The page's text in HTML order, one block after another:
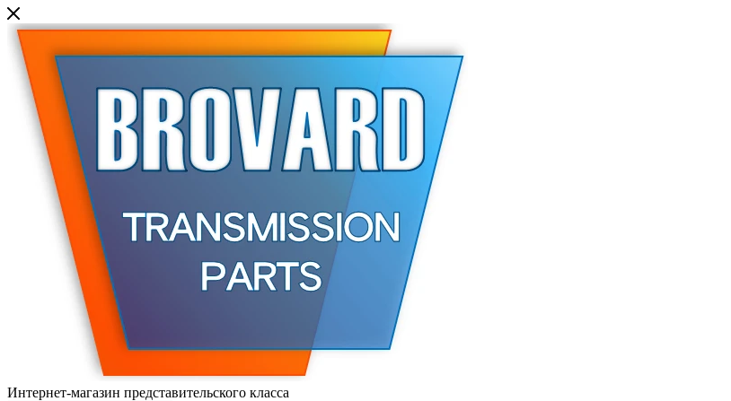
Интернет-магазин представительского класса